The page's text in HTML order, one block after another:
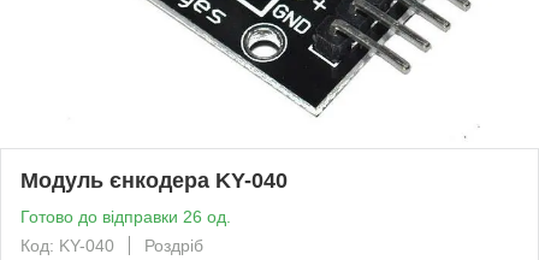
Модуль єнкодера KY-040
Готово до відправки 26 од.
Код: KY-040
Роздріб